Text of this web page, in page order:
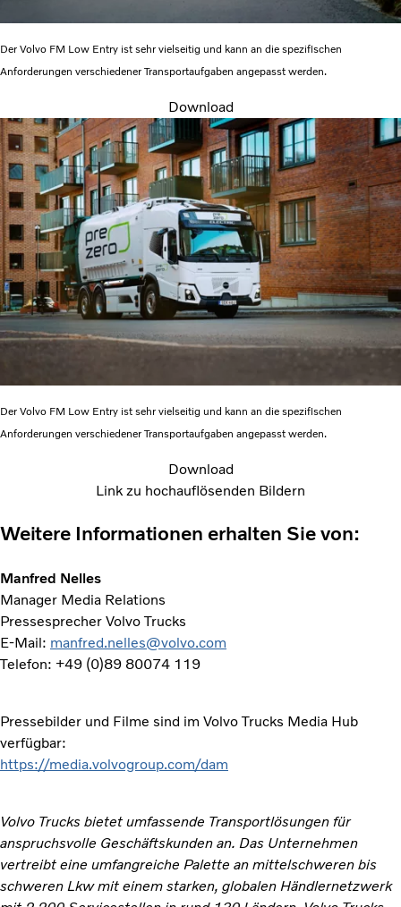
Der Volvo FM Low Entry ist sehr vielseitig und kann an die spezifischen
Anforderungen verschiedener Transportaufgaben angepasst werden.
Download
Der Volvo FM Low Entry ist sehr vielseitig und kann an die spezifischen
Anforderungen verschiedener Transportaufgaben angepasst werden.
Download
Link zu hochauflösenden Bildern
Weitere Informationen erhalten Sie von:
Manfred Nelles
Manager Media Relations
Pressesprecher Volvo Trucks
E-Mail: manfred.nelles@volvo.com
Telefon: +49 (0)89 80074 119
Pressebilder und Filme sind im Volvo Trucks Media Hub
verfügbar:
https://media.volvogroup.com/dam
Volvo Trucks bietet umfassende Transportlösungen für
anspruchsvolle Geschäftskunden an. Das Unternehmen
vertreibt eine umfangreiche Palette an mittelschweren bis
schweren Lkw mit einem starken, globalen Händlernetzwerk